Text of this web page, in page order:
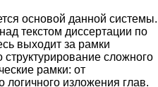
основой данной системы.
текстом диссертации по
выходит за рамки
структурирование сложного
рамки: от
изложения глав.